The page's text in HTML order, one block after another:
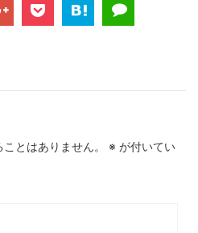
とはありません。 ※ が付いてい